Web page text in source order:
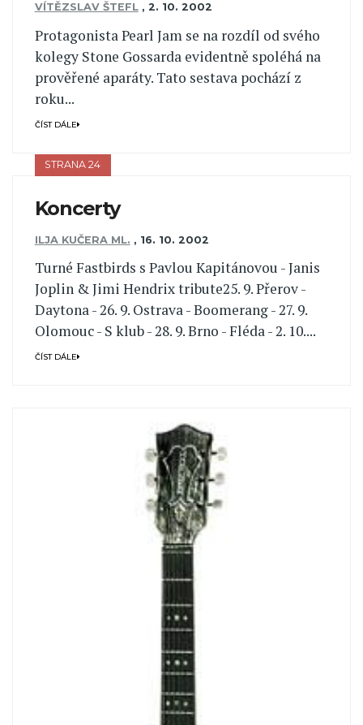
VÍTĚZSLAV ŠTEFL , 2. 10. 2002
Protagonista Pearl Jam se na rozdíl od svého
kolegy Stone Gossarda evidentně spoléhá na
prověřené aparáty. Tato sestava pochází z
roku...
ČÍST DÁLE
STRANA 24
Koncerty
ILJA KUČERA ML. , 16. 10. 2002
Turné Fastbirds s Pavlou Kapitánovou - Janis
Joplin & Jimi Hendrix tribute25. 9. Přerov -
Daytona - 26. 9. Ostrava - Boomerang - 27. 9.
Olomouc - S klub - 28. 9. Brno - Fléda - 2. 10....
ČÍST DÁLE